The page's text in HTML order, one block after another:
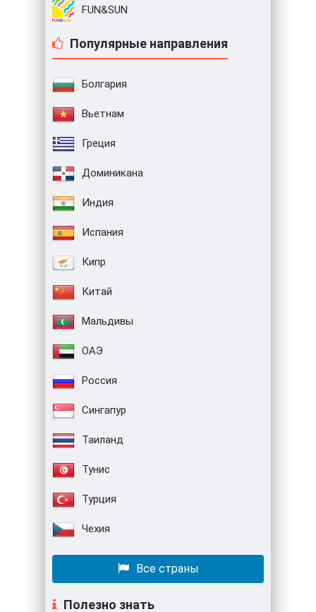
FUN&SUN
Популярные направления
Болгария
Вьетнам
Греция
Доминикана
Индия
Испания
Кипр
Китай
Мальдивы
ОАЭ
Россия
Сингапур
Таиланд
Тунис
Турция
Чехия
Все страны
Полезно знать